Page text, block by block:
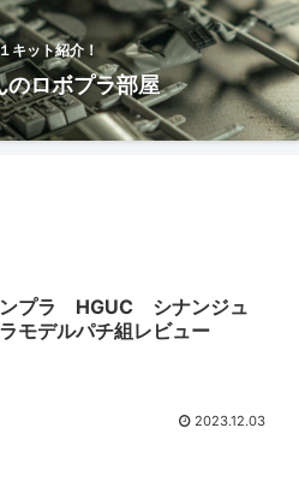
キット紹介！
のロボプラ部屋
プラ HGUC シナンジュ
モデルパチ組レビュー
2023.12.03